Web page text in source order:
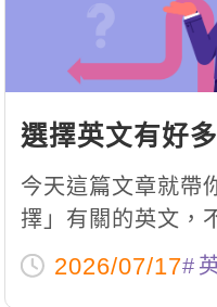
選擇英文有好
與例句一次整理
今天這篇文章就帶
擇」有關的英文，
文，還是正式寫作
達。
2026/07/17